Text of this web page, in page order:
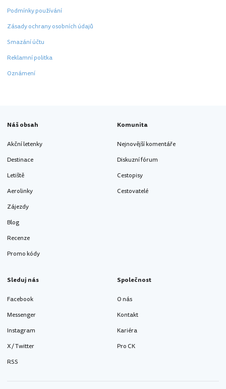
Podmínky používání
Zásady ochrany osobních údajů
Smazání účtu
Reklamní politka
Oznámení
Náš obsah
Akční letenky
Destinace
Letiště
Aerolinky
Zájezdy
Blog
Recenze
Promo kódy
Komunita
Nejnovější komentáře
Diskuzní fórum
Cestopisy
Cestovatelé
Sleduj nás
Facebook
Messenger
Instagram
X / Twitter
RSS
Společnost
O nás
Kontakt
Kariéra
Pro CK